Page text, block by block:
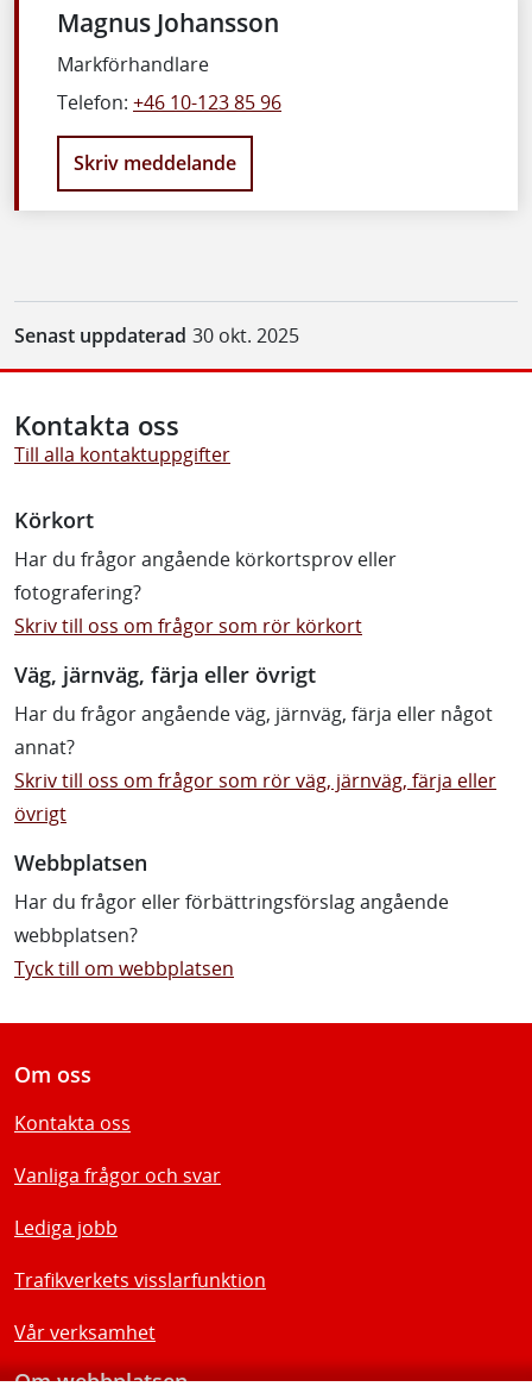
Magnus Johansson
Markförhandlare
Telefon: +46 10-123 85 96
Skriv meddelande
Senast uppdaterad 30 okt. 2025
Kontakta oss
Till alla kontaktuppgifter
Körkort
Har du frågor angående körkortsprov eller
fotografering?
Skriv till oss om frågor som rör körkort
Väg, järnväg, färja eller övrigt
Har du frågor angående väg, järnväg, färja eller något
annat?
Skriv till oss om frågor som rör väg, järnväg, färja eller
övrigt
Webbplatsen
Har du frågor eller förbättringsförslag angående
webbplatsen?
Tyck till om webbplatsen
Om oss
Kontakta oss
Vanliga frågor och svar
Lediga jobb
Trafikverkets visslarfunktion
Vår verksamhet
Om webbplatsen